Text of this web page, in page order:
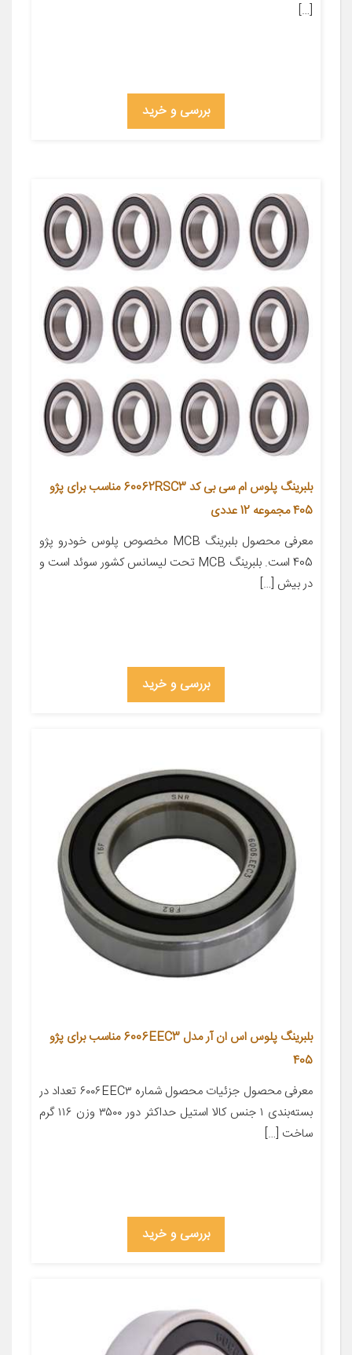
[…]
بررسی و خرید
بلبرینگ پلوس ام سی بی کد 60062RSC3 مناسب برای پژو
405 مجموعه 12 عددی
معرفی محصول بلبرینگ MCB مخصوص پلوس خودرو پژو
405 است. بلبرینگ MCB تحت لیسانس کشور سوئد است و
در بیش […]
بررسی و خرید
بلبرینگ پلوس اس ان آر مدل 6006EEC3 مناسب برای پژو
405
معرفی محصول جزئیات محصول شماره ۶۰۰۶EEC۳ تعداد در
بسته‌بندی ۱ جنس کالا استیل حداکثر دور ۳۵۰۰ وزن ۱۱۶ گرم
ساخت […]
بررسی و خرید